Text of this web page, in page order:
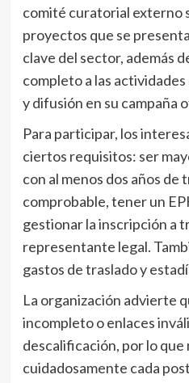
comité curatorial externo
proyectos que se
clave del sector, además
completo a las
y difusión en su campaña
Para participar, los
ciertos requisitos: ser
con al menos dos años de
comprobable, tener un
gestionar la inscripción a
representante legal.
gastos de traslado y
La organización advierte
incompleto o enlaces
descalificación, por lo
cuidadosamente cada